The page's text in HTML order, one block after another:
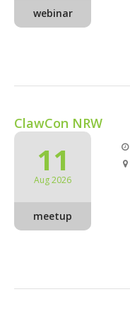
webinar
ClawCon NRW
11
Aug 2026
meetup